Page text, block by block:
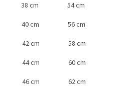
let) 38 cm 54 cm
let) 40 cm 56 cm
let) 42 cm 58 cm
let) 44 cm 60 cm
let) 46 cm 62 cm